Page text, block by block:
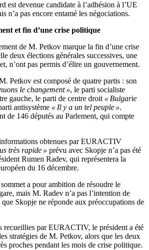
est devenue candidate à l’adhésion à l’UE
n’a pas encore entamé les négociations.
et fin d’une crise politique
de M. Petkov marque la fin d’une crise
deux élections générales successives, une
n’ont pas permis d’élire un gouvernement.
Petkov est composé de quatre partis : son
le changement », le parti socialiste
gauche, le parti de centre droit « Bulgarie
antisystème « Il y a un tel peuple ».
de 146 députés au Parlement, qui compte
obtenues par EURACTIV
très rapide » prévu avec Skopje n’a pas été
Rumen Radev, qui représentera la
du 16 décembre.
a pour ambition de résoudre le
mais M. Radev n’a pas l’intention de
Skopje ne réponde aux préoccupations de
recueillies par EURACTIV, le président a été
stratégies de M. Petkov, alors que les deux
proches pendant les mois de crise politique.